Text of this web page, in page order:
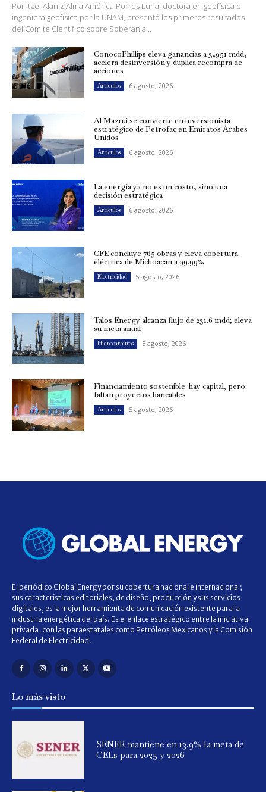
Por Itzel Alaniz Alma América Porres Luna, doctora en geofísica e
ingeniera geofísica por la UNAM, presentó los primeros resultados
del Comité Científico sobre Soberanía...
ConocoPhillips eleva ganancias a 3,951 mdd,
acelera desinversión y duplica recompra de
acciones
Artículos 6 agosto, 2026
Al Mazrui se convierte en inversionista
estratégico de Petrofac en Emiratos Árabes
Unidos
Artículos 6 agosto, 2026
La energía ya no es un costo, sino una
decisión estratégica
Artículos 6 agosto, 2026
CFE concluye 765 obras y eleva cobertura
eléctrica de Michoacán a 99.99%
Electricidad 5 agosto, 2026
Talos Energy alcanza flujo de 231.6 mdd; eleva
su meta anual
Hidrocarburos 5 agosto, 2026
Financiamiento sostenible: hay capital, pero
faltan proyectos bancables
Artículos 5 agosto, 2026
El periódico Global Energy por su cobertura nacional e internacional;
sus características editoriales, de diseño, producción y sus servicios
digitales, es la mejor herramienta de comunicación existente para la
industria energética del país. Es el enlace estratégico entre la iniciativa
privada, con las paraestatales como Petróleos Mexicanos y la Comisión
Federal de Electricidad.
Lo más visto
SENER mantiene en 13.9% la meta de
CELs para 2025 y 2026